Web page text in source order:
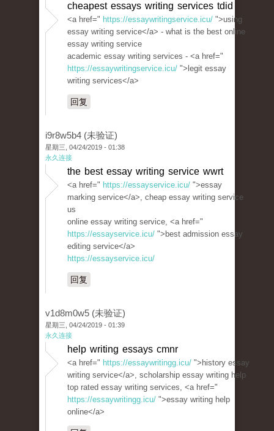
cheapest essays writing services tdid
<a href=" https://essaywritingservice.icu/ ">using
essay writing service</a> - what is the best online
essay writing service
academic essay writing services - <a href="
https://essaywritingservice.icu/ ">legit essay
writing services</a>
回复
i9r8w5b4 (未验证)
星期三, 04/24/2019 - 01:38
永久连接
the best essay writing service wwrt
<a href=" https://essayservice.icu/ ">essay
marking service</a>, cheap essay writing service
us
online essay writing service, <a href="
https://essayservice.icu/ ">best admission essay
editing service</a>
https://essayservice.icu/
回复
v1d8m0w5 (未验证)
星期三, 04/24/2019 - 01:39
永久连接
help writing essays cmnr
<a href=" https://essaywritingg.icu/ ">history essay
writing service</a>, scholarship essay writing help
top rated essay writing services, <a href="
https://essaywritingg.icu/ ">essay writing help
online</a>